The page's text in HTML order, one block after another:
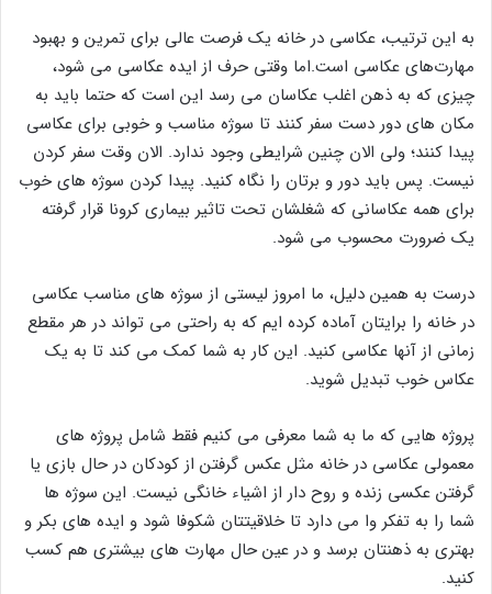
به این ترتیب، عکاسی در خانه یک فرصت عالی برای تمرین و بهبود
مهارت‌های عکاسی است.اما وقتی حرف از ایده عکاسی می شود،
چیزی که به ذهن اغلب عکاسان می رسد این است که حتما باید به
مکان های دور دست سفر کنند تا سوژه مناسب و خوبی برای عکاسی
پیدا کنند؛ ولی الان چنین شرایطی وجود ندارد. الان وقت سفر کردن
نیست. پس باید دور و برتان را نگاه کنید. پیدا کردن سوژه های خوب
برای همه عکاسانی که شغلشان تحت تاثیر بیماری کرونا قرار گرفته
یک ضرورت محسوب می شود.
درست به همین دلیل، ما امروز لیستی از سوژه های مناسب عکاسی
در خانه را برایتان آماده کرده ایم که به راحتی می تواند در هر مقطع
زمانی از آنها عکاسی کنید. این کار به شما کمک می کند تا به یک
عکاس خوب تبدیل شوید.
پروژه هایی که ما به شما معرفی می کنیم فقط شامل پروژه های
معمولی عکاسی در خانه مثل عکس گرفتن از کودکان در حال بازی یا
گرفتن عکسی زنده و روح دار از اشیاء خانگی نیست. این سوژه ها
شما را به تفکر وا می دارد تا خلاقیتتان شکوفا شود و ایده های بکر و
بهتری به ذهنتان برسد و در عین حال مهارت های بیشتری هم کسب
کنید.